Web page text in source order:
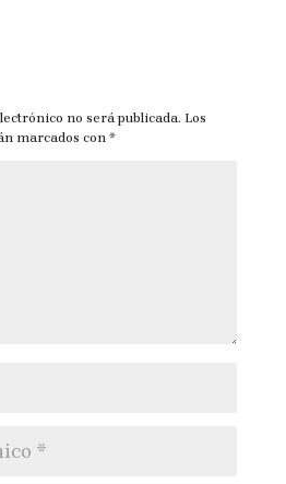
no será publicada. Los
marcados con *